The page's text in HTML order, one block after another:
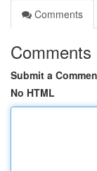
Comments
Comments
Submit a
No HTML